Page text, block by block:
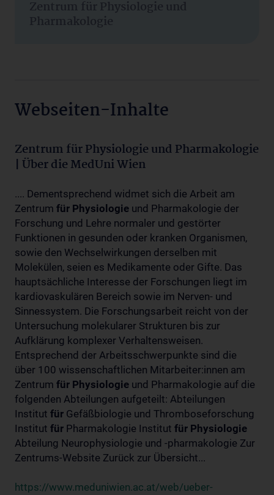
Zentrum für Physiologie und
Pharmakologie
Webseiten-Inhalte
Zentrum für Physiologie und Pharmakologie
| Über die MedUni Wien
.... Dementsprechend widmet sich die Arbeit am
Zentrum für Physiologie und Pharmakologie der
Forschung und Lehre normaler und gestörter
Funktionen in gesunden oder kranken Organismen,
sowie den Wechselwirkungen derselben mit
Molekülen, seien es Medikamente oder Gifte. Das
hauptsächliche Interesse der Forschungen liegt im
kardiovaskulären Bereich sowie im Nerven- und
Sinnessystem. Die Forschungsarbeit reicht von der
Untersuchung molekularer Strukturen bis zur
Aufklärung komplexer Verhaltensweisen.
Entsprechend der Arbeitsschwerpunkte sind die
über 100 wissenschaftlichen Mitarbeiter:innen am
Zentrum für Physiologie und Pharmakologie auf die
folgenden Abteilungen aufgeteilt: Abteilungen
Institut für Gefäßbiologie und Thromboseforschung
Institut für Pharmakologie Institut für Physiologie
Abteilung Neurophysiologie und -pharmakologie Zur
Zentrums-Website Zurück zur Übersicht...
https://www.meduniwien.ac.at/web/ueber-